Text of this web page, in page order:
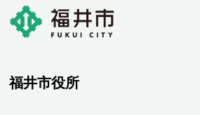
福井市役所